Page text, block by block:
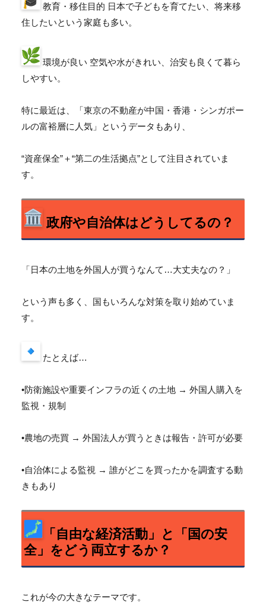
教育・移住目的 日本で子どもを育てたい、将来移
住したいという家庭も多い。
環境が良い 空気や水がきれい、治安も良くて暮ら
しやすい。
特に最近は、「東京の不動産が中国・香港・ シンガポー
ルの富裕層に人気」というデータもあり、
“資産保全”＋“第二の生活拠点”として注目されていま
す。
政府や自治体はどうしてるの？
「日本の土地を外国人が買うなんて…大丈夫なの？」
という声も多く、国もいろんな対策を取り始めていま
す。
たとえば…
•防衛施設や重要インフラの近くの土地 → 外国人購入を
監視・規制
•農地の売買 → 外国法人が買うときは報告・許可が必要
•自治体による監視 → 誰がどこを買ったかを調査する動
きもあり
「自由な経済活動」と「国の安
全」をどう両立するか？
これが今の大きなテーマです。